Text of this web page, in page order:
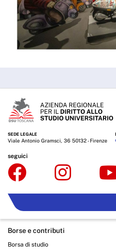
SEDE LEGALE
Viale Antonio Gramsci, 36 50132 - Firenze
seguici
Borse e contributi
Borsa di studio